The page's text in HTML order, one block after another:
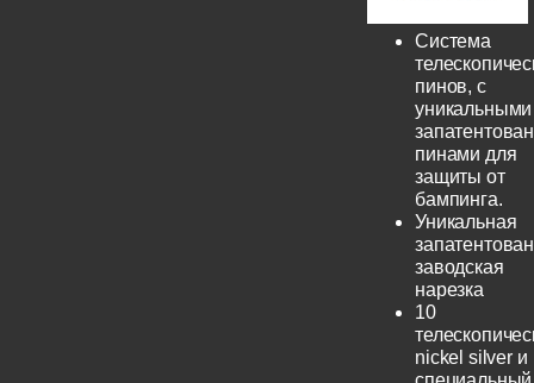
Система
пинов, с
уникальными
пинами для
защиты от
бампинга.
Уникальная
заводская
нарезка
10
nickel silver и